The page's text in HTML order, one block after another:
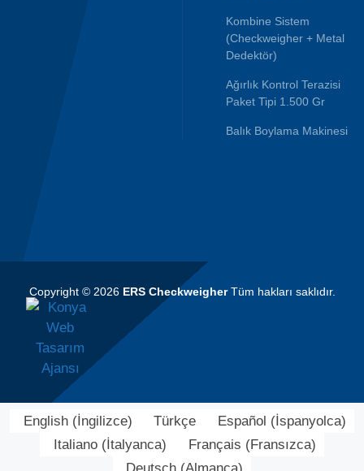
Kombine Sistem
(Checkweigher + Metal
Dedektör)
Ağırlık Kontrol Terazisi
Paket Tipi 1.500 Gr
Balık Boylama Makinesi
Copyright © 2026 ERS CheckweigherTüm hakları saklıdır.
English(İngilizce) Türkçe Español (İspanyolca)
Italiano (İtalyanca) Français (Fransızca)